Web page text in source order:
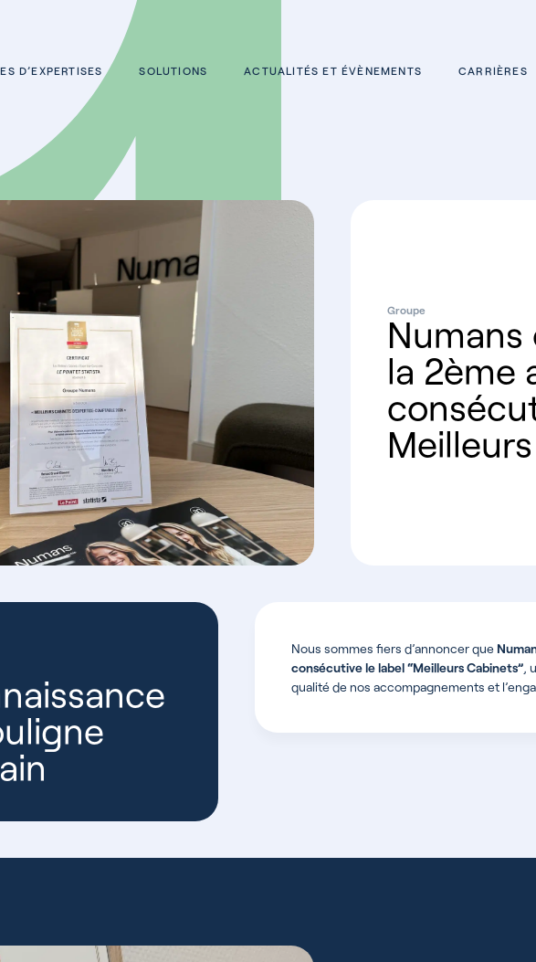
D’EXPERTISES SOLUTIONS ACTUALITÉS ET ÉVÈNEMENTS CARRIÈRES
Groupe
la 2ème
Nous sommes fiers d’annoncer que
consécutive le label “Meilleurs Cabinets”
qualité de nos accompagnements et